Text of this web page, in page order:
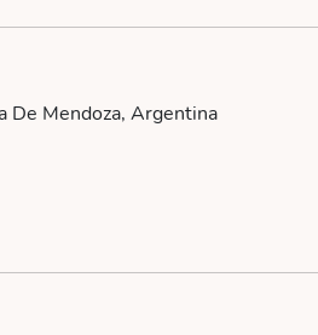
De Mendoza, Argentina